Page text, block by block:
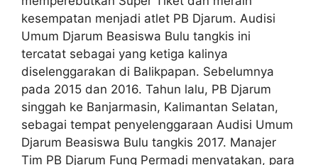
kesempatan menjadi atlet PB Djarum. Audisi
Umum Djarum Beasiswa Bulu tangkis ini
tercatat sebagai yang ketiga kalinya
diselenggarakan di Balikpapan. Sebelumnya
pada 2015 dan 2016. Tahun lalu, PB Djarum
singgah ke Banjarmasin, Kalimantan Selatan,
sebagai tempat penyelenggaraan Audisi Umum
Djarum Beasiswa Bulu tangkis 2017. Manajer
Tim PB Djarum Fung Permadi menyatakan, para